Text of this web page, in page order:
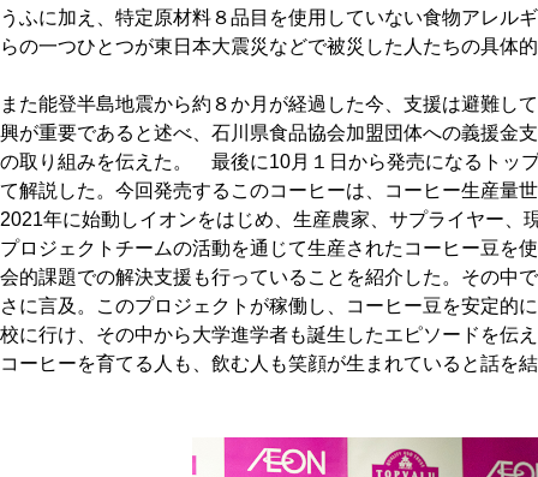
うふに加え、特定原材料８品目を使用していない食物アレル
らの一つひとつが東日本大震災などで被災した人たちの具体
また能登半島地震から約８か月が経過した今、支援は避難し
興が重要であると述べ、石川県食品協会加盟団体への義援金
の取り組みを伝えた。 最後に10月１日から発売になるトッ
て解説した。今回発売するこのコーヒーは、コーヒー生産量
2021年に始動しイオンをはじめ、生産農家、サプライヤー、
プロジェクトチームの活動を通じて生産されたコーヒー豆を
会的課題での解決支援も行っていることを紹介した。その中
さに言及。このプロジェクトが稼働し、コーヒー豆を安定的
校に行け、その中から大学進学者も誕生したエピソードを伝
コーヒーを育てる人も、飲む人も笑顔が生まれていると話を